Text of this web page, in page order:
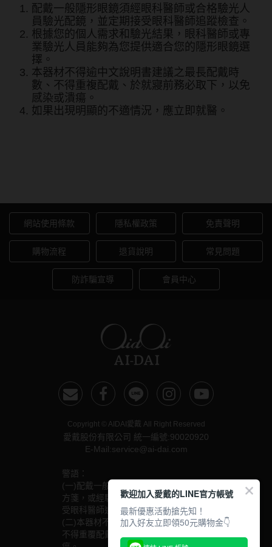
韓國隱眼品牌
CLB Color波斯霓彩
CalmeD'or曦迪
IDIFF
隱形眼鏡藥水保養液
清潔專用
隱眼濕潤液
硬式專用藥水
配戴一般隱形眼鏡須經眼科醫師或合格驗光人
員驗光配鏡，並定期接受眼科醫師追蹤檢查。
根據您的個人需求和驗光結果，眼科醫師或專
業驗光人員能夠為您提供適合您的隱形眼鏡選
擇。
本器材不得逾中文說明書建議之最長配戴時
數、不得重複配戴、於就寢前務必取下，以免
感染或潰瘍。
如果出現明顯的不適情況，應立即就醫。
網站使用條款 隱私權政策 免責聲明
購物流程 退貨說明 常見問題
防詐騙宣導 會員中心
Copyright © AIDAI愛戴 All Right Reserved
愛戴股份有限公司 統一編號:90020920
E-Mail:service@ai-dai.com
警語：
(一)配戴一般隱形眼鏡須經眼科醫師驗光配鏡取得處
方箋，或經驗光人員驗光配鏡取得配鏡單，並定期接
受眼科醫師追蹤檢查。
(二)本器材不得逾中文說明書建議之最長配戴時數、
不得重覆配戴，於就寢前務必取下，以免感染或潰
歡迎加入愛戴的LINE官方帳號
最新優惠活動搶先知！
加入好友立即領50元購物金👇